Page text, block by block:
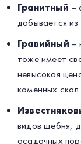
Гранитный –
добывается
Гравийный –
тоже имеет
невысокая
каменных
видов щебня,
осадочных